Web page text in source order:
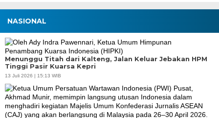
NASIONAL
Menunggu Titah dari Kalteng, Jalan Keluar Jebakan HPM
Tinggi Pasir Kuarsa Kepri
13 Juli 2026 | 15:13 WIB